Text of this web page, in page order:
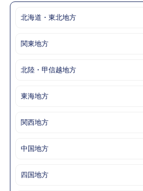
北海道・東北地方
関東地方
北陸・甲信越地方
東海地方
関西地方
中国地方
四国地方